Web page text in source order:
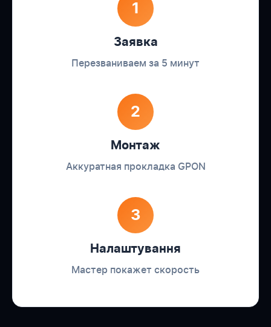
1
Заявка
Перезваниваем за 5 минут
2
Монтаж
Аккуратная прокладка GPON
3
Налаштування
Мастер покажет скорость